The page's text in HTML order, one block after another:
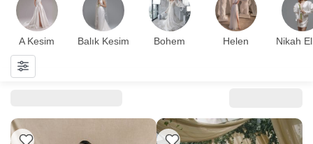
A Kesim Balık Kesim Bohem Helen